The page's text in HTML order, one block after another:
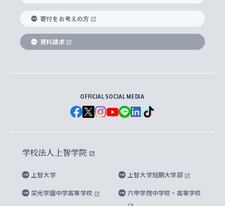
理工学部
Futures） – 持続可能な未来を考える６学科連携
実践宗教学研究科
総合人間科学研究科
経済学研究科
グローバル・スタディーズ研究科
アジア文化研究所
アメリカ・カナダ研究所
メディア・ジャーナリズム研究所
水稀少社会研究センター
先進機械・構造材料イノベーションセンター
就職（内定先）・進路統計
企業の採用ご担当者様へのご案内
Sophia Short-term Program受講生
学費・奨学金
学部入学前に出願する奨学金
国による高等教育の修学支援新制度
大学院生対象の奨学金
海外留学する際の費用と奨学金
上智大学とカトリック
国連Weeks・アフリカWeeks
ダイバーシティ＆サステナビリティへの取り組み
数字で見る上智大学
上智大学のネットワーク
父母・保証人とのネットワーク
学外とのネットワーク
上智大学の出版物
上智大学大学案内・大学院案内
英文広報誌 SOPHIA magazine
上智大学のビジュアル・アイデンティティ
上智大学ビジュアル・アイデンティティ
上智大学校歌 ・上智大学学生歌
上智大学への取材・キャンパスでの撮影について
上智大学の公開情報
上智大学の教育研究活動等の情報公表
キャンパス案内
寄付をお考えの方
資料請求
OFFICIAL SOCIAL MEDIA
学校法人上智学院
上智大学 上智大学短期大学部
栄光学園中学高等学校 六甲学院中学校・高等学校